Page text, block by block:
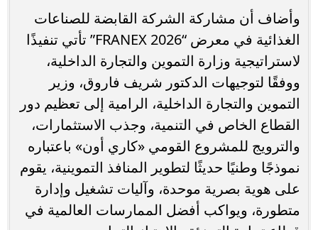
وأضاف أن مشاركة الشركة القابضة للصناعات
الغذائية في معرض “FRANEX 2026” تأتي تنفيذًا
لاستراتيجية وزارة التموين والتجارة الداخلية،
ووفقًا لتوجيهات الدكتور شريف فاروق، وزير
التموين والتجارة الداخلية، الرامية إلى تعظيم دور
القطاع الخاص في التنمية، وجذب الاستثمارات،
والترويج للمشروع القومي «كاري أون» باعتباره
نموذجًا وطنيًا حديثًا لتطوير المنافذ التموينية، يقوم
على هوية بصرية موحدة، وآليات تشغيل وإدارة
متطورة، ويواكب أفضل الممارسات العالمية في